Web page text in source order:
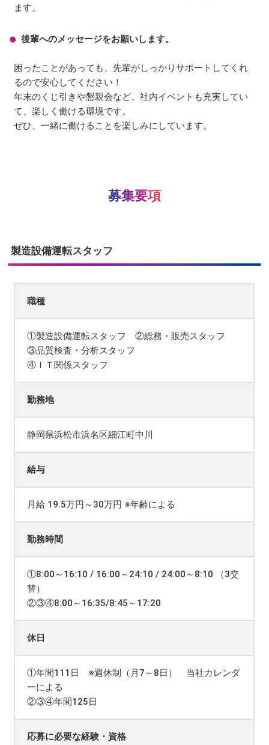
ます。
後輩へのメッセージをお願いします。
困ったことがあっても、先輩がしっかりサポートしてくれ
るので安心してください！
年末のくじ引きや懇親会など、社内イベントも充実してい
て、楽しく働ける環境です。
ぜひ、一緒に働けることを楽しみにしています。
募集要項
製造設備運転スタッフ
職種
①製造設備運転スタッフ ②総務・販売スタッフ
③品質検査・分析スタッフ
④ＩＴ関係スタッフ
勤務地
静岡県浜松市浜名区細江町中川
給与
月給 19.5万円～30万円 ※年齢による
勤務時間
①8:00～16:10 / 16:00～24:10 / 24:00～8:10 （3交
替）
②③④8:00～16:35/8:45～17:20
休日
①年間111日 ※週休制（月7～8日） 当社カレンダ
ーによる
②③④年間125日
応募に必要な経験・資格